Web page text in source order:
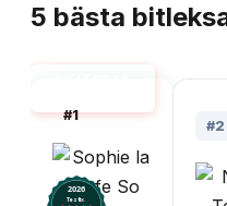
5 bästa
#1
2026
Testix.
#2